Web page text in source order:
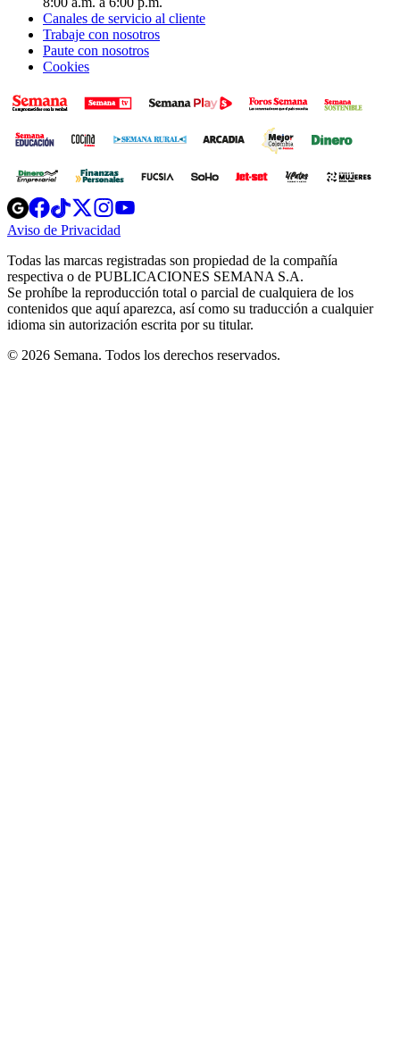
Canales de servicio al cliente
Trabaje con nosotros
Paute con nosotros
Cookies
Opens
in
new
Opens
in
new
Opens
in
new
window
Opens
new
windowwindow
Aviso de Privacidad
new
window
Todas las marcas registradas son propiedad de la compañía
respectiva o de PUBLICACIONES SEMANA S.A.
Se prohíbe la reproducción total o parcial de cualquiera de los
contenidos que aquí aparezca, así como su traducción a cualquier
idioma sin autorización escrita por su titular.
© 2026 Semana. Todos los derechos reservados.